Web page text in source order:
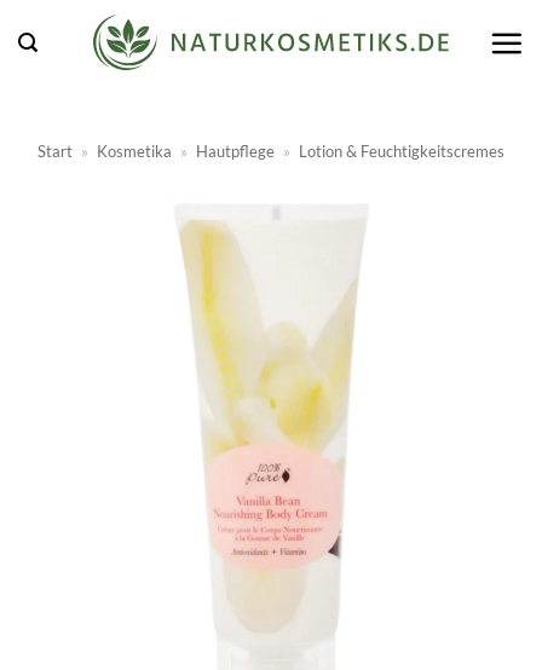
Inhalt
Start » Kosmetika » Hautpflege » Lotion & Feuchtigkeitscremes